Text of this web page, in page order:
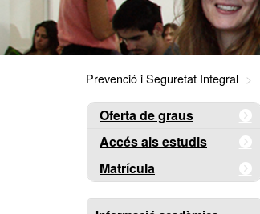
Prevenció i Seguretat Integral
Oferta de graus
Accés als estudis
Matrícula